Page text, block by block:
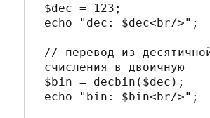
$dec = 123;
echo "dec: $dec<br/>";
// перевод из
счисления в двоичную
$bin = decbin($dec);
echo "bin: $bin<br/>";